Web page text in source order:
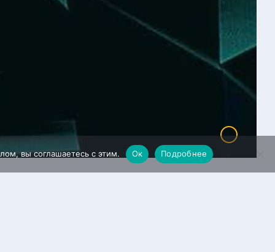
вы соглашаетесь с этим. Ок Подробнее